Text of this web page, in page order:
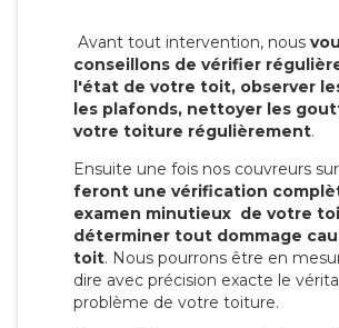
Avant tout intervention, nous
conseillons de vérifier
l'état de votre toit, observer
les plafonds, nettoyer les
votre toiture régulièrement.
Ensuite une fois nos couvreurs
feront une vérification
examen minutieux de votre
déterminer tout dommage
toit. Nous pourrons être en
dire avec précision exacte le
problème de votre toiture.